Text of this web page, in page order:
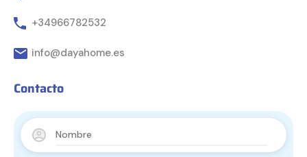
+34966782532
info@dayahome.es
Contacto